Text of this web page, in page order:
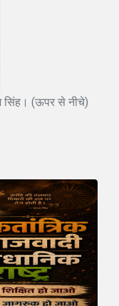
सिंह। (ऊपर से नीचे)